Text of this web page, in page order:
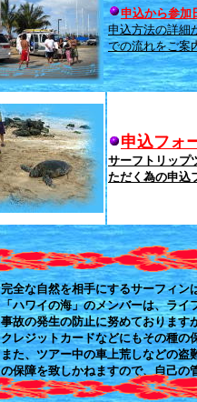
申込から参加
申込方法の詳細
での流れをご案
申込フォ
サーフトリップ
ただく為の申込
完全な自然を相手にするサーフィン
「ハワイの海」のメンバーは、ライ
事故の発生の防止に努めております
クレジットカードなどにもその種の
また、ツアー中の車上荒しなどの盗
の保障を致しかねますので、自己の